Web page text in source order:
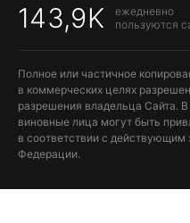
143,9K
ежедневно
пользуются
Полное или частичное
в коммерческих целях
разрешения владельца Сайта.
виновные лица могут быть
в соответствии с действующим
Федерации.